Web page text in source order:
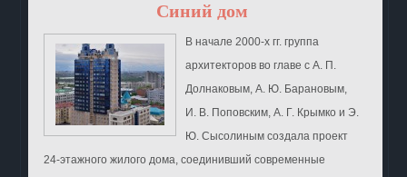
Синий дом
В начале 2000-х гг. группа
архитекторов во главе с А. П.
Долнаковым, А. Ю. Барановым,
И. В. Поповским, А. Г. Крымко и Э.
Ю. Сысолиным создала проект
24-этажного жилого дома, соединивший современные